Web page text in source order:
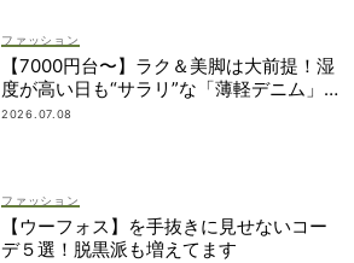
ファッション
【7000円台〜】ラク＆美脚は大前提！湿
度が高い日も“サラリ”な「薄軽デニム」3
選
2026.07.08
ファッション
【ウーフォス】を手抜きに見せないコー
デ５選！脱黒派も増えてます